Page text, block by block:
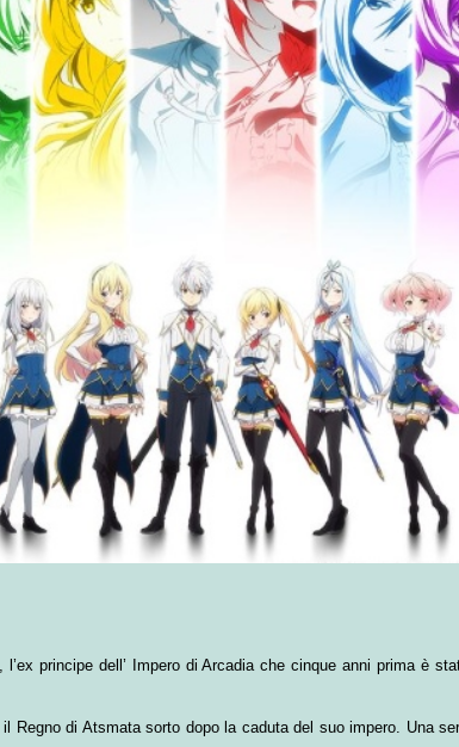
principe dell’ Impero di Arcadia che cinque anni prima è
Regno di Atsmata sorto dopo la caduta del suo impero. Una